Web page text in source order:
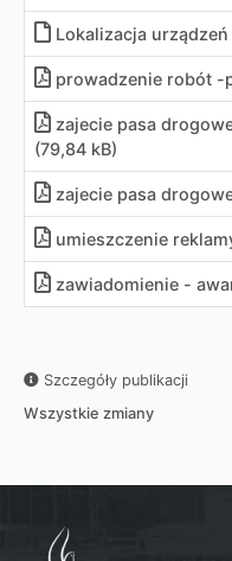
Lokalizacja
prowadzenie robót -
zajecie pasa
(79,84 kB)
zajecie pasa
umieszczenie
zawiadomienie -
Szczegóły publikacji
Wszystkie zmiany